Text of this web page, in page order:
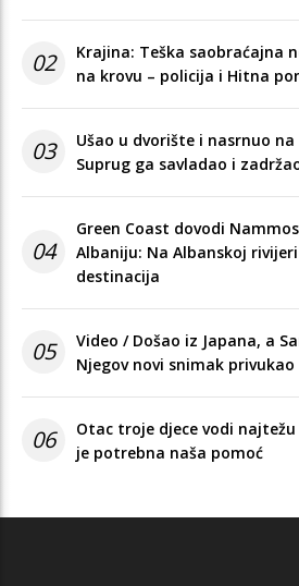
02
Krajina: Teška saobraćajna
na krovu – policija i Hitna
03
Ušao u dvorište i nasrnuo
Suprug ga savladao i
04
Green Coast dovodi
Albaniju: Na Albanskoj
destinacija
05
Video / Došao iz Japana, a
Njegov novi snimak privukao
06
Otac troje djece vodi
je potrebna naša pomoć